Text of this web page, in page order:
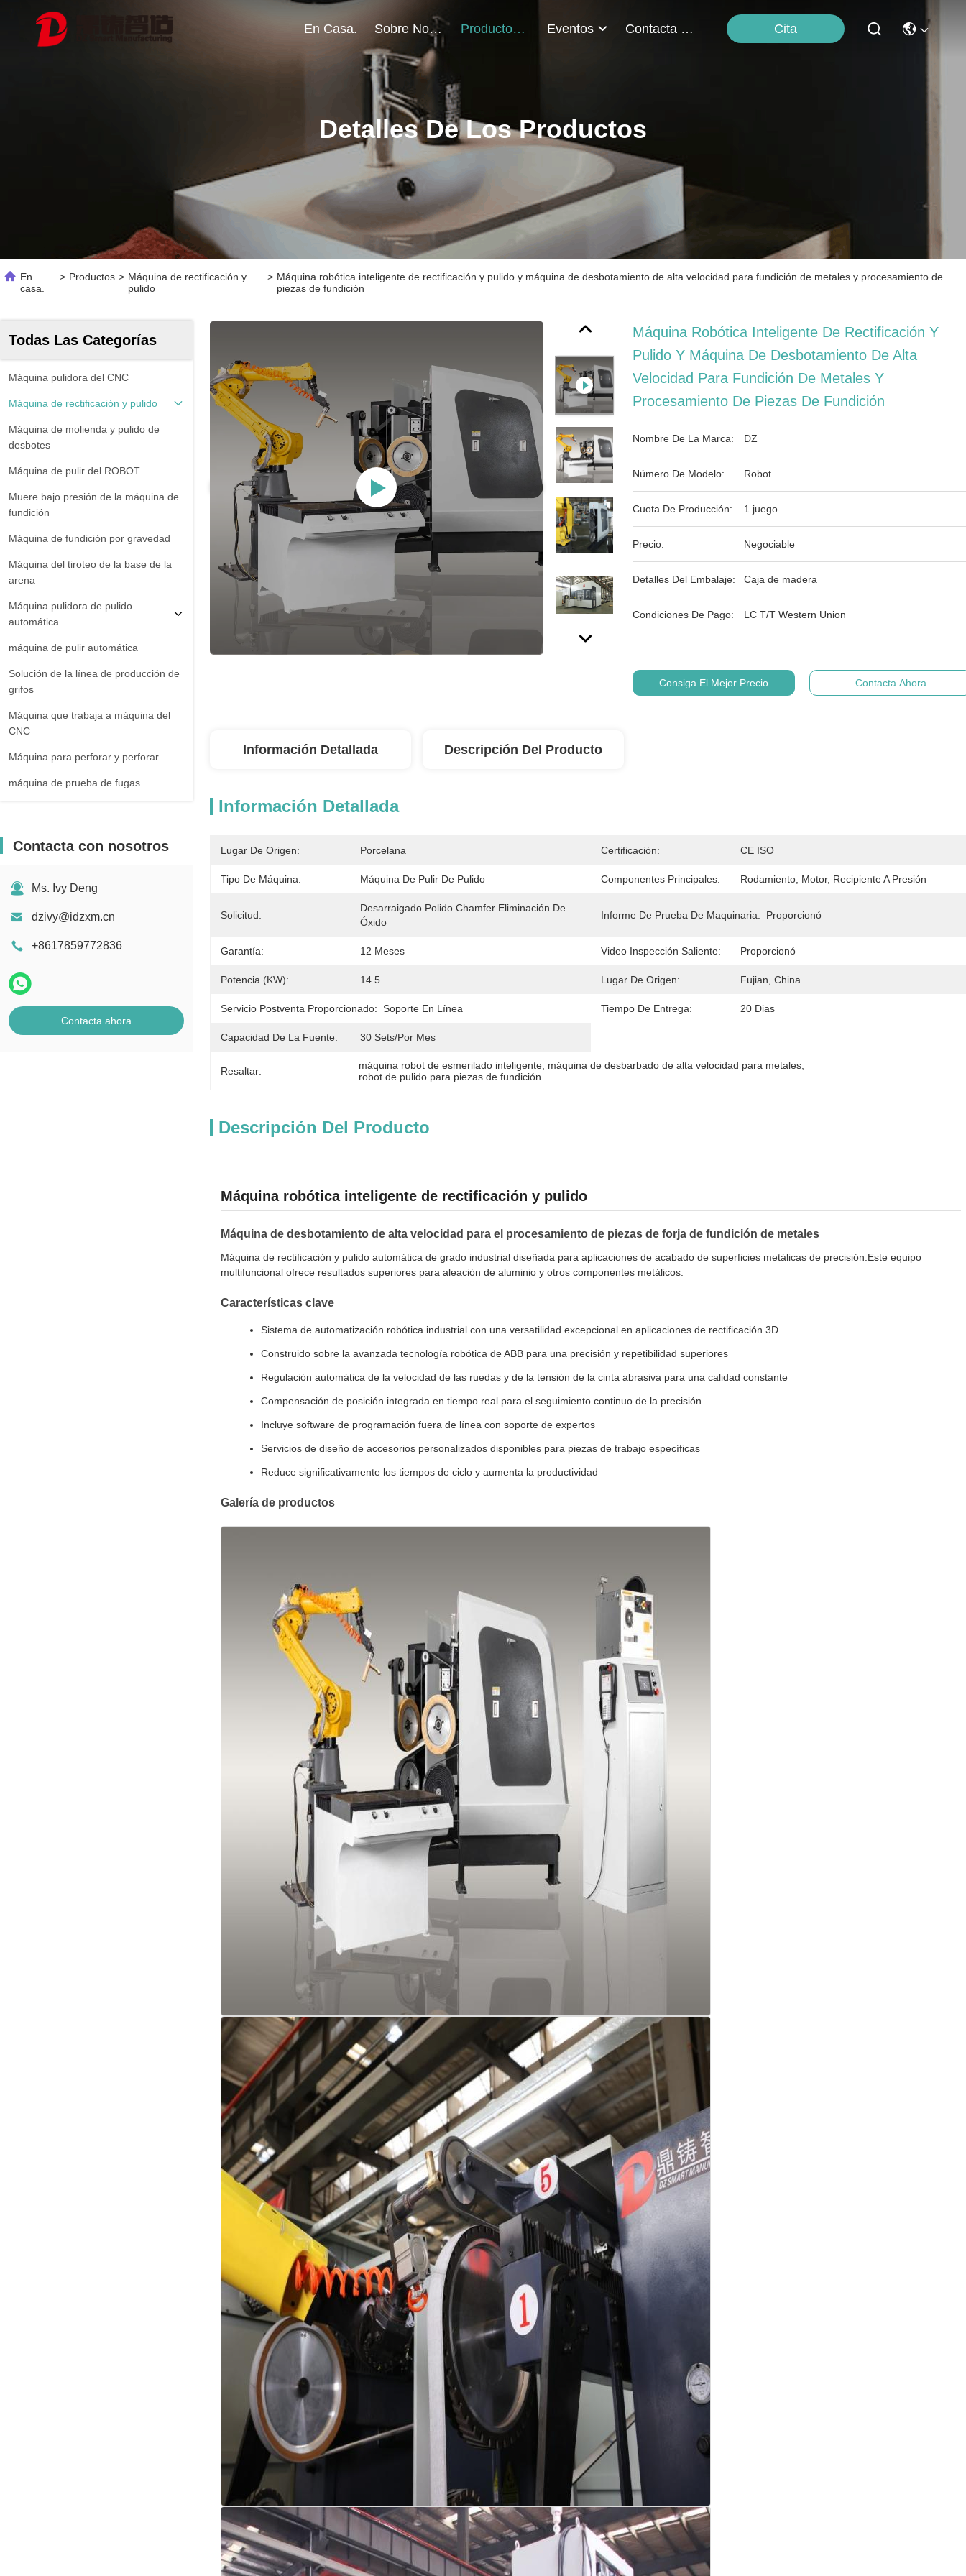
En Casa. Sobre Nosotros Productos Eventos Contacta Con Nosotros Cita
Detalles De Los Productos
En
casa.
> Productos > Máquina de rectificación y
pulido
> Máquina robótica inteligente de rectificación y pulido y máquina de desbotamiento de alta velocidad para fundición de metales y procesamiento de
piezas de fundición
Todas Las Categorías
Máquina pulidora del CNC
Máquina de rectificación y pulido
Máquina de molienda y pulido de
desbotes
Máquina de pulir del ROBOT
Muere bajo presión de la máquina de
fundición
Máquina de fundición por gravedad
Máquina del tiroteo de la base de la
arena
Máquina pulidora de pulido
automática
máquina de pulir automática
Solución de la línea de producción de
grifos
Máquina que trabaja a máquina del
CNC
Máquina para perforar y perforar
máquina de prueba de fugas
Contacta con nosotros
Ms. Ivy Deng
dzivy@idzxm.cn
+8617859772836
Contacta ahora
Máquina Robótica Inteligente De Rectificación Y
Pulido Y Máquina De Desbotamiento De Alta
Velocidad Para Fundición De Metales Y
Procesamiento De Piezas De Fundición
Nombre De La Marca: DZ
Número De Modelo: Robot
Cuota De Producción: 1 juego
Precio: Negociable
Detalles Del Embalaje: Caja de madera
Condiciones De Pago: LC T/T Western Union
Consiga El Mejor Precio Contacta Ahora
Información Detallada Descripción Del Producto
Información Detallada
Lugar De Origen: Porcelana Certificación: CE ISO
Tipo De Máquina: Máquina De Pulir De Pulido Componentes Principales: Rodamiento, Motor, Recipiente A Presión
Solicitud:
Desarraigado Polido Chamfer Eliminación De
Óxido
Informe De Prueba De Maquinaria: Proporcionó
Garantía: 12 Meses Video Inspección Saliente: Proporcionó
Potencia (kW): 14.5 Lugar De Origen: Fujian, China
Servicio Postventa Proporcionado: Soporte En Línea Tiempo De Entrega: 20 Dias
Capacidad De La Fuente: 30 Sets/por Mes
Resaltar: máquina robot de esmerilado inteligente máquina de desbarbado de alta velocidad para metales
robot de pulido para piezas de fundición
Descripción Del Producto
Máquina robótica inteligente de rectificación y pulido
Máquina de desbotamiento de alta velocidad para el procesamiento de piezas de forja de fundición de metales
Máquina de rectificación y pulido automática de grado industrial diseñada para aplicaciones de acabado de superficies metálicas de precisión.Este equipo
multifuncional ofrece resultados superiores para aleación de aluminio y otros componentes metálicos.
Características clave
Sistema de automatización robótica industrial con una versatilidad excepcional en aplicaciones de rectificación 3D
Construido sobre la avanzada tecnología robótica de ABB para una precisión y repetibilidad superiores
Regulación automática de la velocidad de las ruedas y de la tensión de la cinta abrasiva para una calidad constante
Compensación de posición integrada en tiempo real para el seguimiento continuo de la precisión
Incluye software de programación fuera de línea con soporte de expertos
Servicios de diseño de accesorios personalizados disponibles para piezas de trabajo específicas
Reduce significativamente los tiempos de ciclo y aumenta la productividad
Galería de productos